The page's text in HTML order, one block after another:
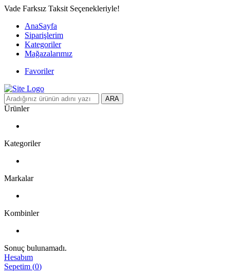
Vade Farksız Taksit Seçenekleriyle!
AnaSayfa
Siparişlerim
Kategoriler
Mağazalarımız
Favoriler
ARA
Ürünler
Kategoriler
Markalar
Kombinler
Sonuç bulunamadı.
Hesabım
Sepetim (0)